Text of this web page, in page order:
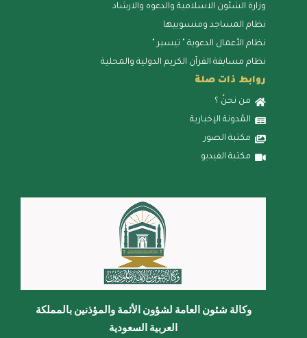
وزارة الشئون الاسلامية والدعوه والارشاد
نظام المساجد ومنسوبيها
نظام الأعمال الدعوية " تيسير "
نظام مسابقة القرآن الكريم الدولية والمحلية
روابط ذات صلة
من نحنُ ؟
المُدونة الإخبارية
مكتبة الصور
مكتبة الفيديو
وكالة شئون العامة لشؤون الأئمة والمؤذنين بالمملكة
العربية السعودية